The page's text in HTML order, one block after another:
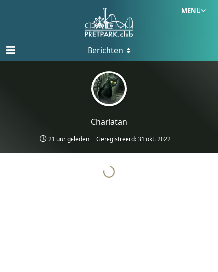
MENU
Charlatan
21 uur geleden Geregistreerd:31 okt. 2022
Berichten